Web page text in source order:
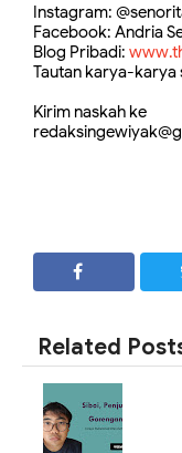
Instagram:
Facebook: Andria
Blog Pribadi:
Tautan karya-
Kirim naskah ke
Related